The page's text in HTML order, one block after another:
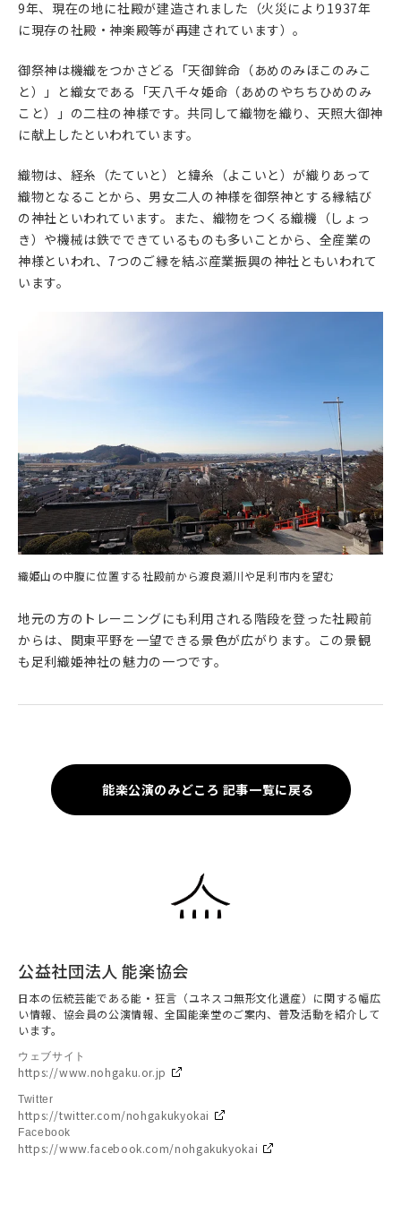
9年、現在の地に社殿が建造されました（火災により1937年
に現存の社殿・神楽殿等が再建されています）。
御祭神は機織をつかさどる「天御鉾命（あめのみほこのみこ
と）」と織女である「天八千々姫命（あめのやちちひめのみ
こと）」の二柱の神様です。共同して織物を織り、天照大御神
に献上したといわれています。
織物は、経糸（たていと）と緯糸（よこいと）が織りあって
織物となることから、男女二人の神様を御祭神とする縁結び
の神社といわれています。また、織物をつくる織機（しょっ
き）や機械は鉄でできているものも多いことから、全産業の
神様といわれ、7つのご縁を結ぶ産業振興の神社ともいわれて
います。
織姫山の中腹に位置する社殿前から渡良瀬川や足利市内を望む
地元の方のトレーニングにも利用される階段を登った社殿前
からは、関東平野を一望できる景色が広がります。この景観
も足利織姫神社の魅力の一つです。
能楽公演のみどころ 記事一覧に戻る
公益社団法人 能楽協会
日本の伝統芸能である能・狂言（ユネスコ無形文化遺産）に関する幅広
い情報、協会員の公演情報、全国能楽堂のご案内、普及活動を紹介して
います。
ウェブサイト
https://www.nohgaku.or.jp
Twitter
https://twitter.com/nohgakukyokai
Facebook
https://www.facebook.com/nohgakukyokai